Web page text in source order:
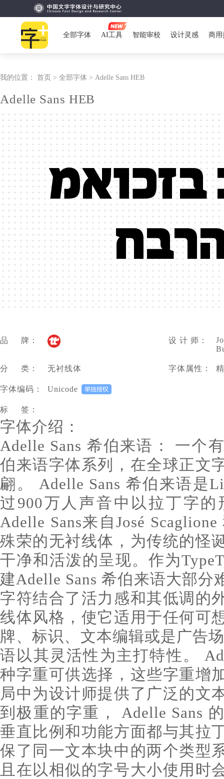
全部字体 AI工具 智能审校 设计灵感 商用
我的位置： 首页 > 全部字体 > Adelle Sans HEB
Adelle Sans HEB
בזכואמ
品 牌： 设 计 师：
分 类： 无衬线体 字体属性：
字体编码： Unicode
标 签：
字体介绍：
Adelle Sans 希伯来语： 一个
伯来语字体系列，在全球正文
翩。 Adelle Sans 希伯来语是
过900万人声音中以拉丁字
Adelle Sans来自José
殊荣的无衬线体，为传统的怪
干净和活泼的呈现。作为
建Adelle Sans 希伯来语大部分
字符结合了活力感和其低调的
线体风格，使它适用于任何可
牌、标识、文本编辑或是广告
语以其灵活性为主打特性。
种字重可供选择，这些字重增
局中为设计师提供了广泛的文
到极重的字重， Adelle Sans
垂直比例和功能方面都与其拉
保了同一文本块中的两个类型
且在以相似的字号大小使用时